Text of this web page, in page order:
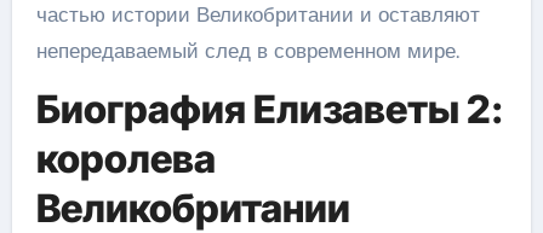
частью истории Великобритании и оставляют
непередаваемый след в современном мире.
Биография Елизаветы 2:
королева
Великобритании